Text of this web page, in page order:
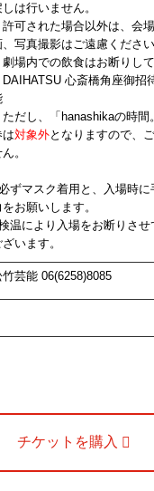
しは行いません。
許可された場合以外は、会
、写真撮影はご遠慮ください
劇場内での飲食はお断りし
DAIHATSU 心斎橋角座御招
だし、「hanashikaの時間
は対象外となりますので、
。
ずマスク着用と、入場時
をお願いします。
温により入場をお断りさ
ざいます。
竹芸能 06(6258)8085
チケットを購入 
お問い合わせ
京・大阪で復活させ、 新
たいと考えております。
、日本を代表するエンタ
れ、文化の発展に寄与で
日 新宿角座 開業
心斎橋角座 開業
に関するご意見・ご感
・出演者等に関するお問
想は各イベントのお問い
合わせください。
ては弊社からの回答を控
ざいます。予めご了承の